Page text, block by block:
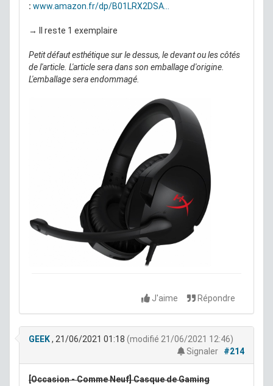
: www.amazon.fr/dp/B01LRX2DSA...
→ Il reste 1 exemplaire
Petit défaut esthétique sur le dessus, le devant ou les côtés
de l'article. L'article sera dans son emballage d'origine.
L'emballage sera endommagé.
J'aime Répondre
GEEK, 21/06/2021 01:18 (modifié 21/06/2021 12:46)
Signaler
#214
[Occasion - Comme Neuf] Casque de Gaming